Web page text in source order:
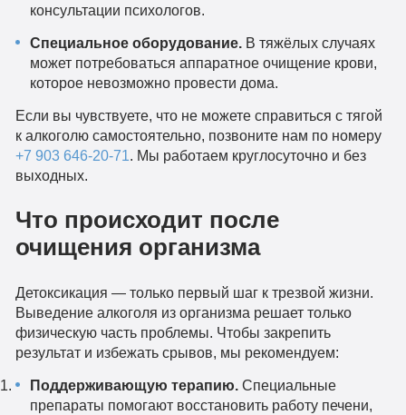
консультации психологов.
Специальное оборудование. В тяжёлых случаях
может потребоваться аппаратное очищение крови,
которое невозможно провести дома.
Если вы чувствуете, что не можете справиться с тягой
к алкоголю самостоятельно, позвоните нам по номеру
+7 903 646-20-71. Мы работаем круглосуточно и без
выходных.
Что происходит после
очищения организма
Детоксикация — только первый шаг к трезвой жизни.
Выведение алкоголя из организма решает только
физическую часть проблемы. Чтобы закрепить
результат и избежать срывов, мы рекомендуем:
Поддерживающую терапию. Специальные
препараты помогают восстановить работу печени,